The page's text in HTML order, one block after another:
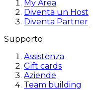
My Area
Diventa un Host
Diventa Partner
Supporto
Assistenza
Gift cards
Aziende
Team building